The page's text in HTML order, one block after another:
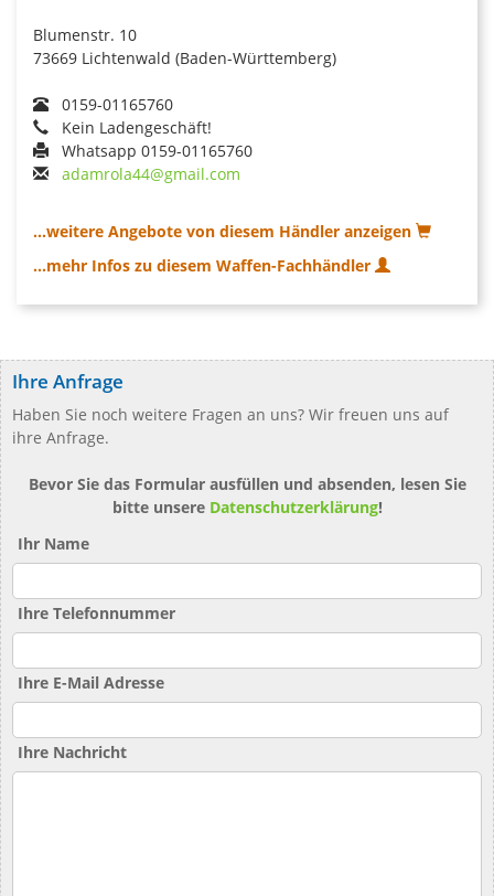
Blumenstr. 10
73669 Lichtenwald (Baden-Württemberg)
0159-01165760
Kein Ladengeschäft!
Whatsapp 0159-01165760
adamrola44@gmail.com
...weitere Angebote von diesem Händler anzeigen
...mehr Infos zu diesem Waffen-Fachhändler
Ihre Anfrage
Haben Sie noch weitere Fragen an uns? Wir freuen uns auf
ihre Anfrage.
Bevor Sie das Formular ausfüllen und absenden, lesen Sie
bitte unsere Datenschutzerklärung!
Ihr Name
Ihre Telefonnummer
Ihre E-Mail Adresse
Ihre Nachricht